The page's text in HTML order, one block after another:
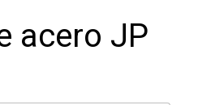
acero JP